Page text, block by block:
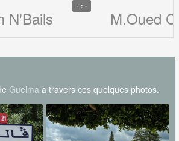
N'Bails
- : -
M.Oued
Guelma à travers ces quelques photos.